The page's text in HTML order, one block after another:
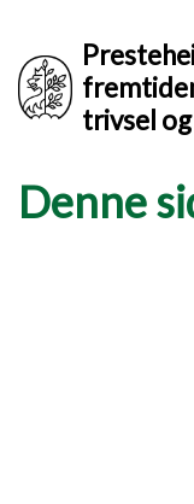
trivsel
Denne